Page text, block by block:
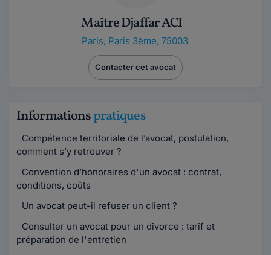
Maître Djaffar ACI
Paris, Paris 3ème, 75003
Contacter cet avocat
Informationspratiques
Compétence territoriale de l’avocat, postulation,
comment s’y retrouver ?
Convention d’honoraires d'un avocat : contrat,
conditions, coûts
Un avocat peut-il refuser un client ?
Consulter un avocat pour un divorce : tarif et
préparation de l'entretien